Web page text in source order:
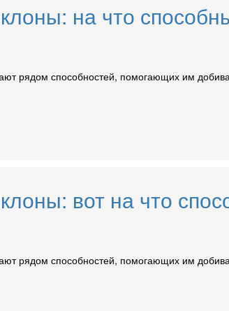
на что
рядом способностей, помогающих им
вот на что
рядом способностей, помогающих им